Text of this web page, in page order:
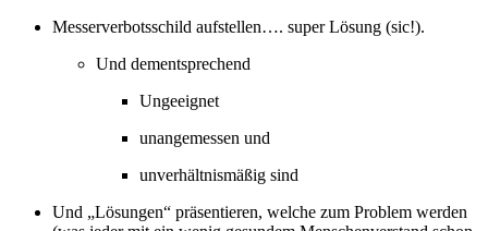
Messerverbotsschild aufstellen…. super Lösung (sic!).
Und dementsprechend
Ungeeignet
unangemessen und
unverhältnismäßig sind
Und „Lösungen“ präsentieren, welche zum Problem werden